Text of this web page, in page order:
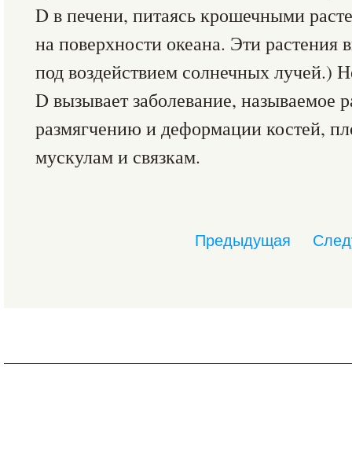
D в печени, питаясь крошечными
на поверхности океана. Эти
под воздействием солнечных лучей.)
D вызывает заболевание, называемое
размягчению и деформации костей,
мускулам и связкам.
Предыдущая